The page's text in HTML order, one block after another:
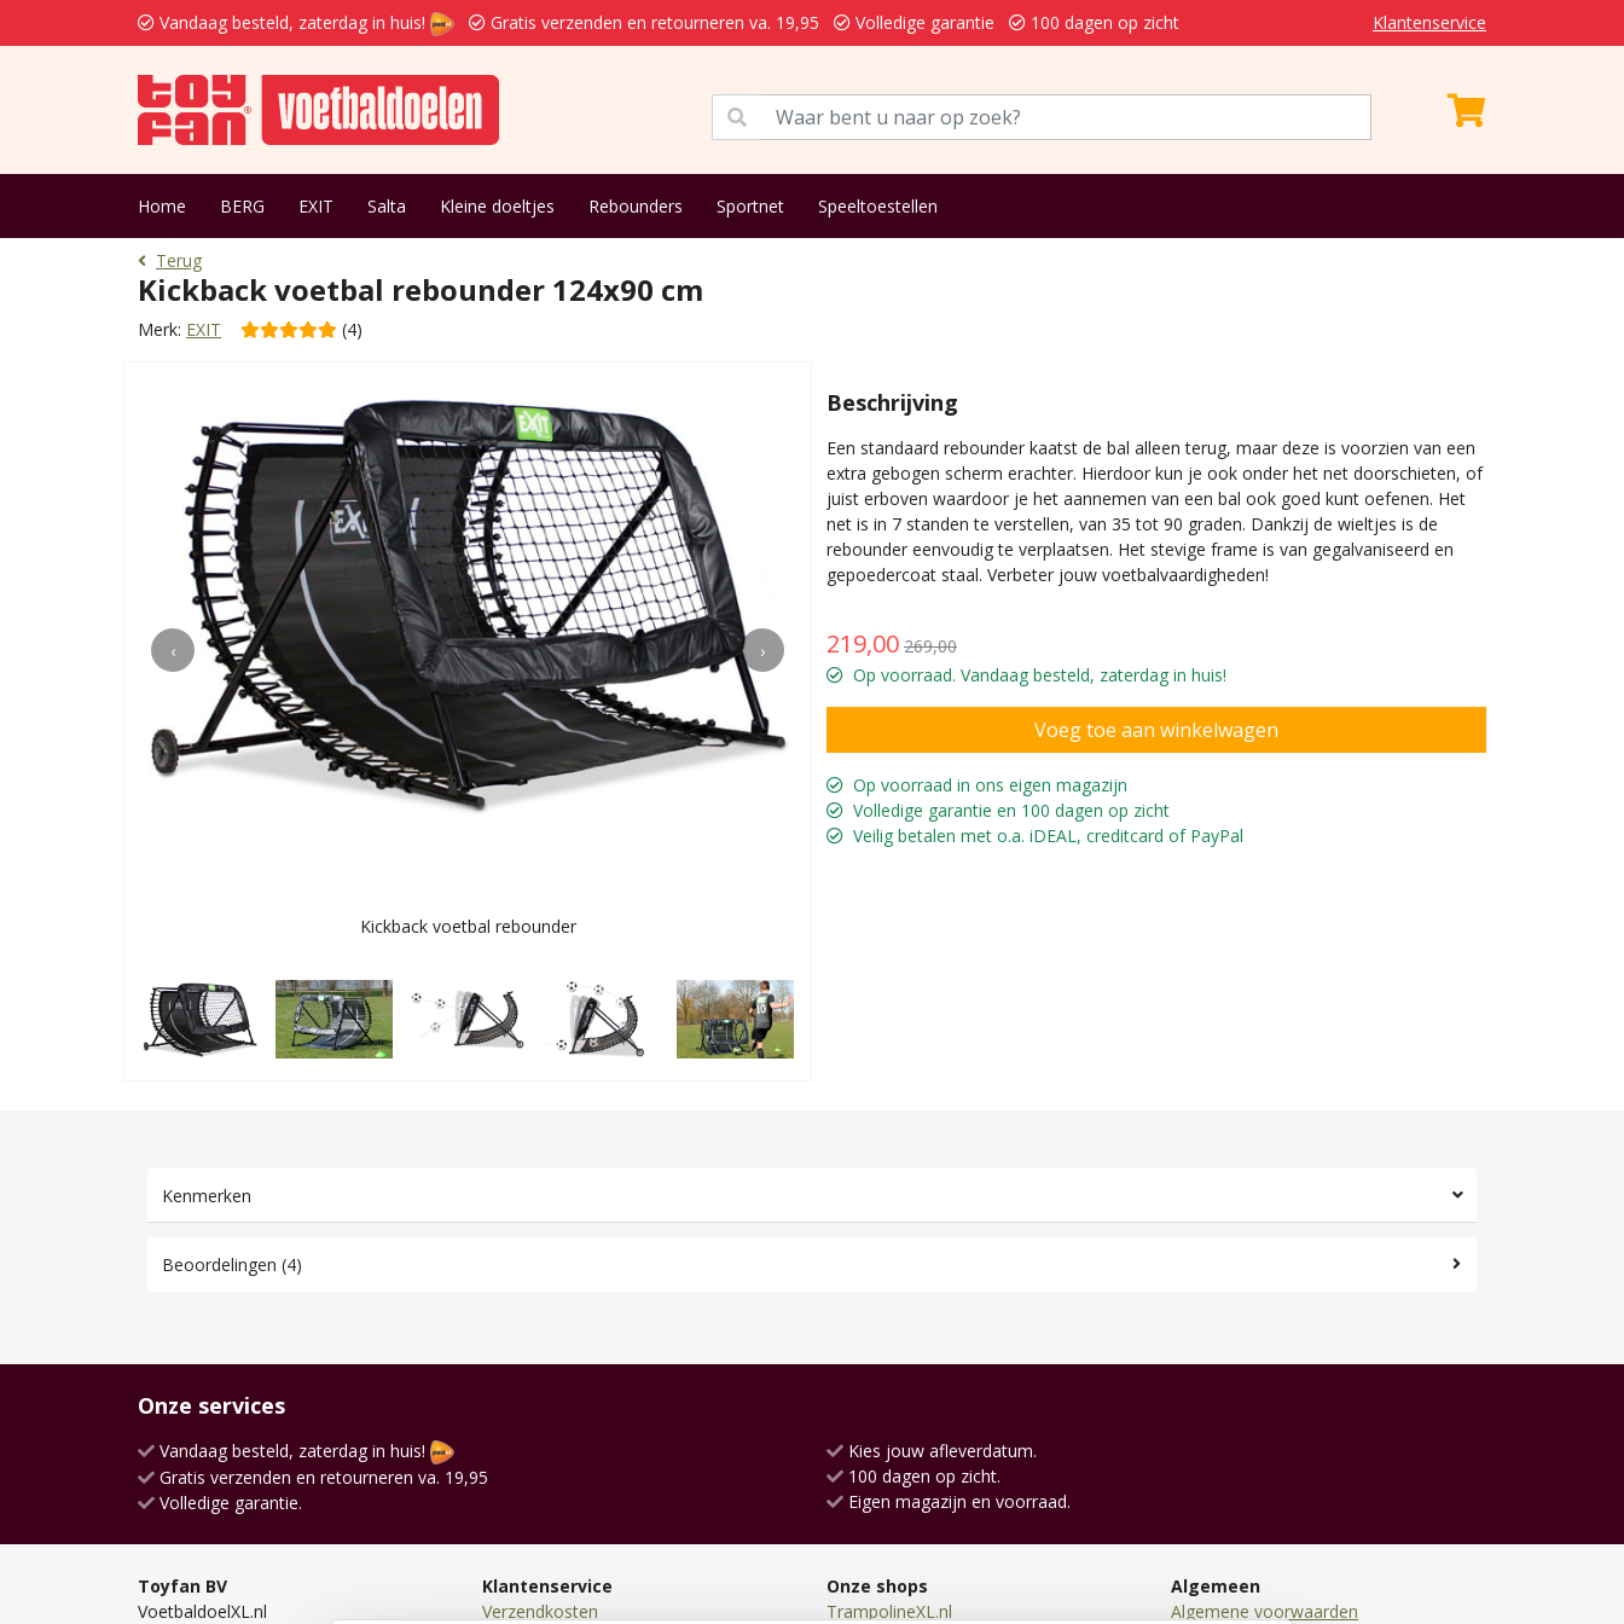
Vandaag besteld, zaterdag in huis! Gratis verzenden en retourneren va. 19,95 Volledige garantie 100 dagen op zicht Klantenservice
Home BERG EXIT Salta Kleine doeltjes Rebounders Sportnet Speeltoestellen
Terug
Kickback voetbal rebounder 124x90 cm
Merk: EXIT (4)
‹ ›
Kickback voetbal rebounder
Beschrijving
Een standaard rebounder kaatst de bal alleen terug, maar deze is voorzien van een
extra gebogen scherm erachter. Hierdoor kun je ook onder het net doorschieten, of
juist erboven waardoor je het aannemen van een bal ook goed kunt oefenen. Het
net is in 7 standen te verstellen, van 35 tot 90 graden. Dankzij de wieltjes is de
rebounder eenvoudig te verplaatsen. Het stevige frame is van gegalvaniseerd en
gepoedercoat staal. Verbeter jouw voetbalvaardigheden!
219,00 269,00
Op voorraad. Vandaag besteld, zaterdag in huis!
Op voorraad in ons eigen magazijn
Volledige garantie en 100 dagen op zicht
Veilig betalen met o.a. iDEAL, creditcard of PayPal
Kenmerken
Beoordelingen (4)
Onze services
Vandaag besteld, zaterdag in huis!
Gratis verzenden en retourneren va. 19,95
Volledige garantie.
Kies jouw afleverdatum.
100 dagen op zicht.
Eigen magazijn en voorraad.
Toyfan BV
VoetbaldoelXL.nl
Klantenservice
Verzendkosten
Onze shops
TrampolineXL.nl
Algemeen
Algemene voorwaarden